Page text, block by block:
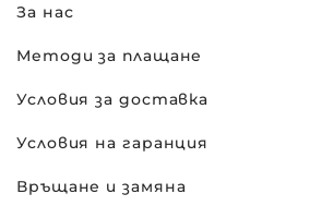
За нас
Методи за плащане
Условия за доставка
Условия на гаранция
Връщане и замяна